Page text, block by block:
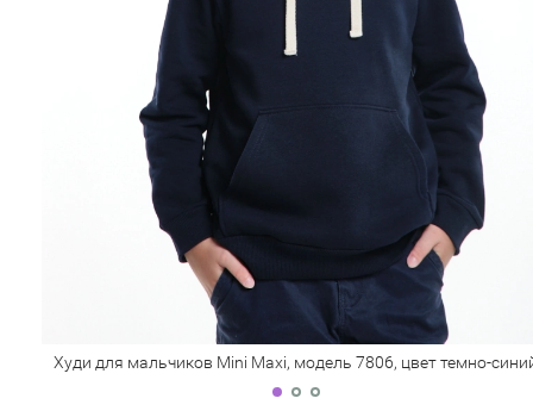
Худи для мальчиков Mini Maxi, модель 7806, цвет темно-